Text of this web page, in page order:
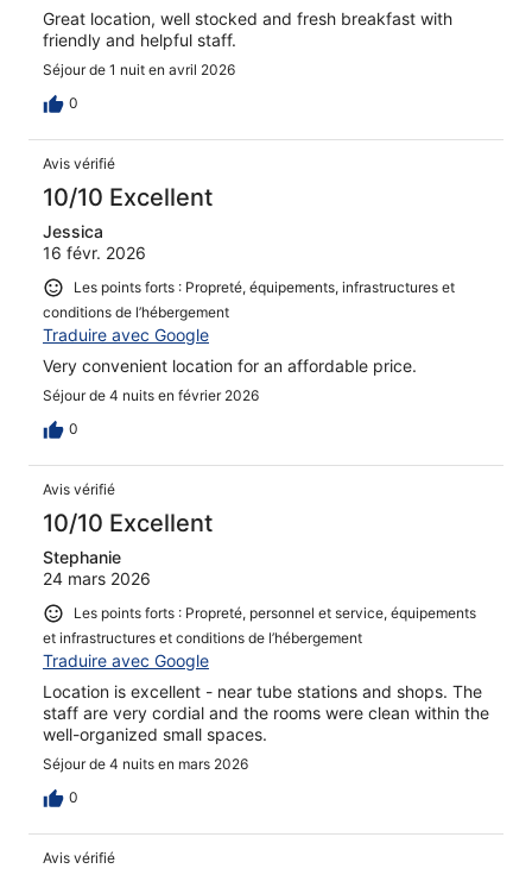
Great location, well stocked and fresh breakfast with
friendly and helpful staff.
Séjour de 1 nuit en avril 2026
0
Avis vérifié
10/10 Excellent
Jessica
16 févr. 2026
Les points forts : Propreté, équipements, infrastructures et
conditions de l’hébergement
Traduire avec Google
Very convenient location for an affordable price.
Séjour de 4 nuits en février 2026
0
Avis vérifié
10/10 Excellent
Stephanie
24 mars 2026
Les points forts : Propreté, personnel et service, équipements
et infrastructures et conditions de l’hébergement
Traduire avec Google
Location is excellent - near tube stations and shops. The
staff are very cordial and the rooms were clean within the
well-organized small spaces.
Séjour de 4 nuits en mars 2026
0
Avis vérifié